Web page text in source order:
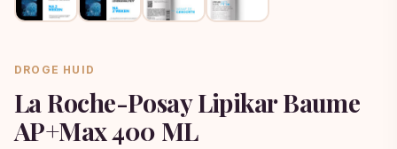
DROGE HUID
La Roche-Posay Lipikar Baume
AP+Max 400 ML